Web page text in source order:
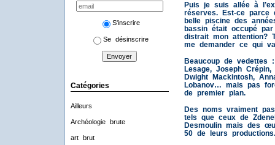
S'inscrire
Se désinscrire
Catégories
Ailleurs
Archéologie brute
art brut
Puis je suis allée à
réserves. Est-ce parce
belle piscine des
bassin était occupé
distrait mon attention?
me demander ce qui
Beaucoup de vedettes
Lesage, Joseph
Dwight Mackintosh,
Lobanov… mais pas
de premier plan.
Des noms vraiment
tels que ceux de
Desmoulin mais des
50 de leurs productions.